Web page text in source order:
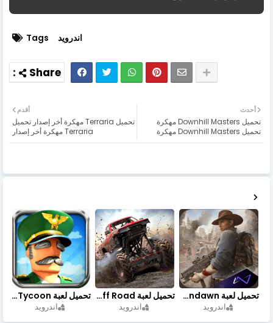
Tags اندرويد
أحدث
تحميل Downhill Masters مهكرة
تحميل Downhill Masters مهكرة
أقدم
تحميل Terraria مهكرة أخر إصدار تحميل
Terraria مهكرة أخر إصدار
تحميل لعبة Undawn مهكرة للأندرويد أخر إصدار | تحميل مباشر + موارد غير محدودة
اندرويد
تحميل لعبة Trucks Off Road مهكرة اخر اصدار
اندرويد
تحميل لعبة Idle Military SCH Tycoon مهكرة آخر إصدار
اندرويد